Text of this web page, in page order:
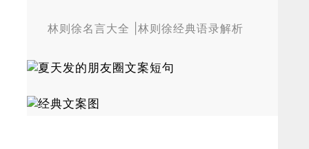
林则徐名言大全 |林则徐经典语录解析